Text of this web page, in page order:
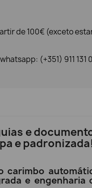
de 100€ (exceto
(+351) 911 131
e
e
carimbo
e engenharia